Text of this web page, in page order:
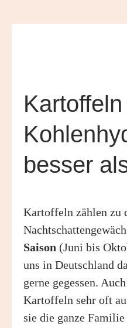
besser
Kartoffeln zählen zu
Saison (Juni bis
uns in Deutschland
gerne gegessen.
Kartoffeln sehr oft
sie die ganze